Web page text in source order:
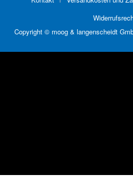
Copyright © moog & langenscheidt